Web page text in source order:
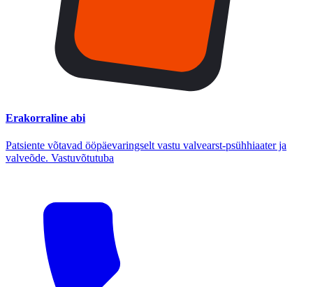
Erakorraline abi
Patsiente võtavad ööpäevaringselt vastu valvearst-psühhiaater ja
valveõde. Vastuvõtutuba